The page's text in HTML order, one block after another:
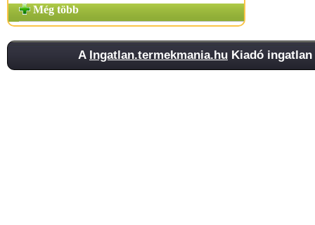
Még több
A Ingatlan.termekmania.hu Kiadó